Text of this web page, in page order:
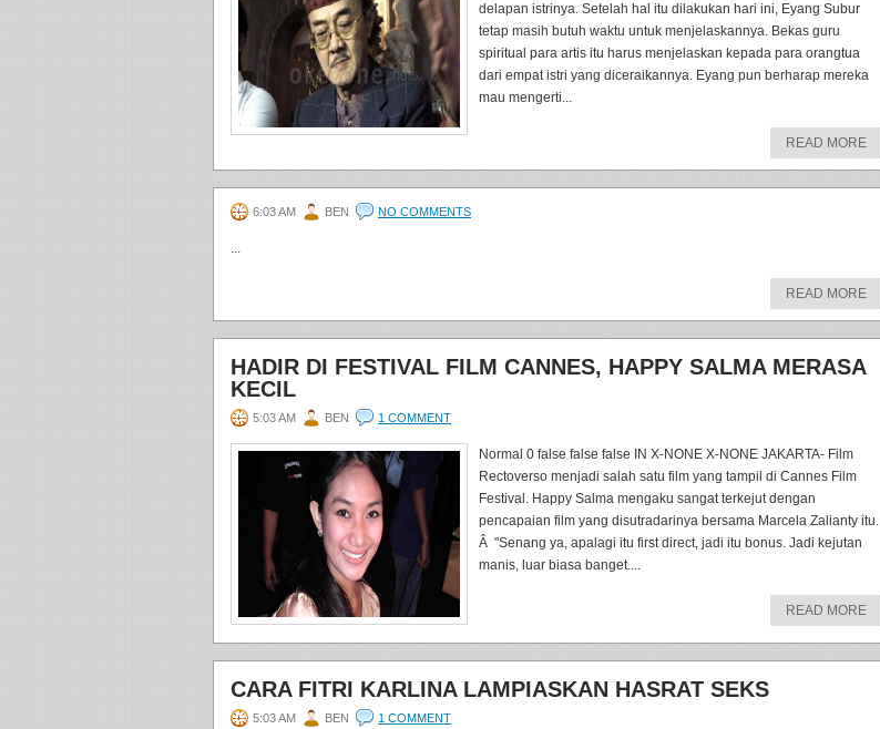
delapan istrinya. Setelah hal itu dilakukan hari ini, Eyang Subur
tetap masih butuh waktu untuk menjelaskannya. Bekas guru
spiritual para artis itu harus menjelaskan kepada para orangtua
dari empat istri yang diceraikannya. Eyang pun berharap mereka
mau mengerti...
READ MORE
6:03 AM BEN NO COMMENTS
...
READ MORE
HADIR DI FESTIVAL FILM CANNES, HAPPY SALMA MERASA
KECIL
5:03 AM BEN 1 COMMENT
Normal 0 false false false IN X-NONE X-NONE JAKARTA- Film
Rectoverso menjadi salah satu film yang tampil di Cannes Film
Festival. Happy Salma mengaku sangat terkejut dengan
pencapaian film yang disutradarinya bersama Marcela Zalianty itu.
Â "Senang ya, apalagi itu first direct, jadi itu bonus. Jadi kejutan
manis, luar biasa banget....
READ MORE
CARA FITRI KARLINA LAMPIASKAN HASRAT SEKS
5:03 AM BEN 1 COMMENT